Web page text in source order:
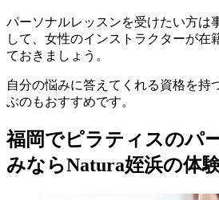
パーソナルレッスンを受けたい方は
して、女性のインストラクターが在
ておきましょう。
自分の悩みに答えてくれる資格を持
ぶのもおすすめです。
福岡でピラティスのパ
みならNatura姪浜の体